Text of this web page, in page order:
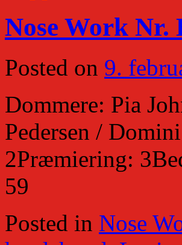
Nose Work Nr.
Posted on 9.
Dommere: Pia
Pedersen /
2Præmiering:
59
Posted in Nose